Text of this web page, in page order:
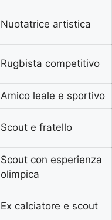
Nuotatrice artistica
Rugbista competitivo
Amico leale e sportivo
Scout e fratello
Scout con esperienza
olimpica
Ex calciatore e scout